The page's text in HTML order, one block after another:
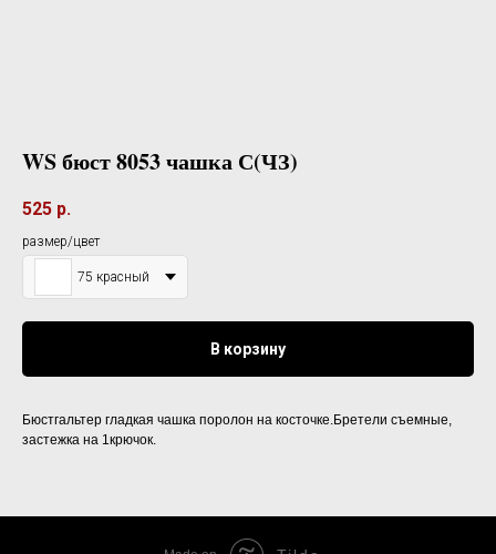
WS бюст 8053 чашка С(ЧЗ)
525 р.
размер/цвет
75 красный
В корзину
Бюстгальтер гладкая чашка поролон на косточке.Бретели съемные,
застежка на 1крючок.